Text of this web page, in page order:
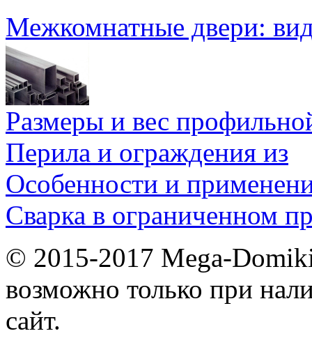
Межкомнатные двери:
Размеры и вес
Перила и ограждения из
Особенности и
Сварка в ограниченном
© 2015-2017 Mega-
возможно только при
сайт.